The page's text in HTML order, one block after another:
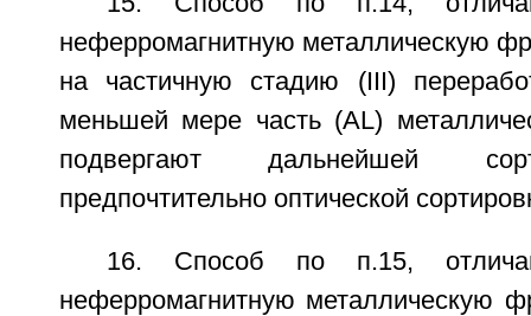
неферромагнитную металлическую
на частичную стадию (III)
меньшей мере часть (AL)
подвергают дальнейшей
предпочтительно оптической
16. Способ по п.15,
неферромагнитную металлическую